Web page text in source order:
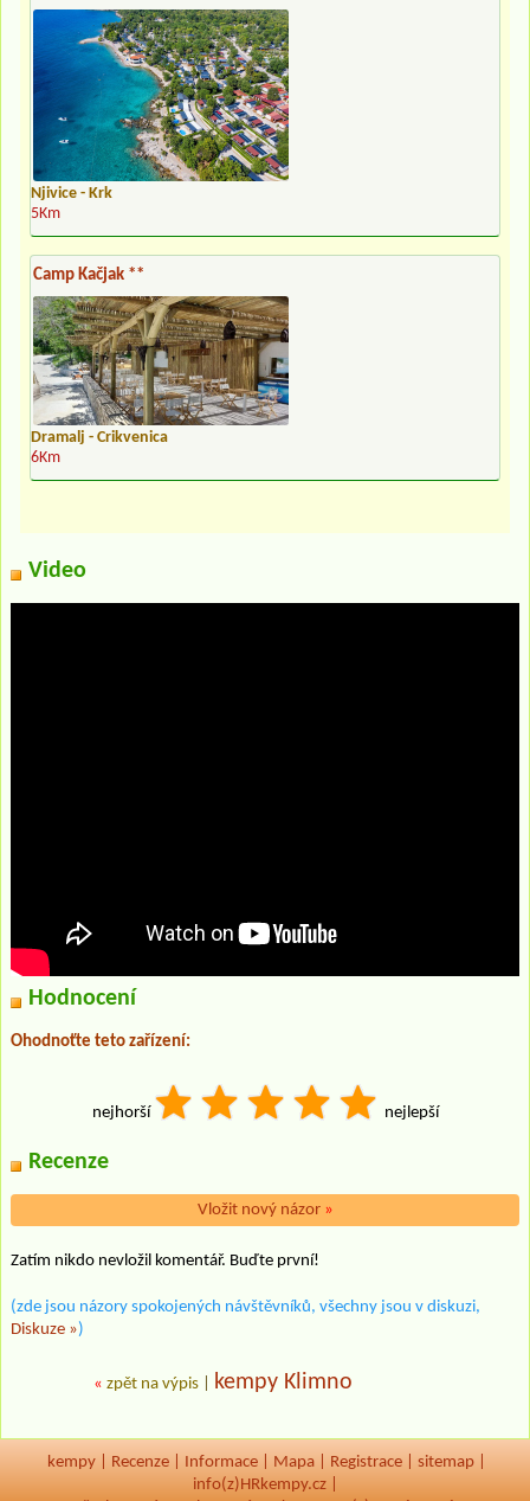
Njivice - Krk
5Km
Camp Kačjak **
Dramalj - Crikvenica
6Km
Video
Hodnocení
Ohodnoťte teto zařízení:
nejhorší nejlepší
Recenze
Vložit nový názor »
Zatím nikdo nevložil komentář. Buďte první!
(zde jsou názory spokojených návštěvníků, všechny jsou v diskuzi,
Diskuze »)
« zpět na výpis kempy Klimno
kempy Recenze Informace Mapa Registrace sitemap
info(z)HRkempy.cz |